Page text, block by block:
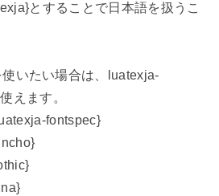
とすることで日本語を扱うこ
いたい場合は、luatexja-
えます。
fontspec}